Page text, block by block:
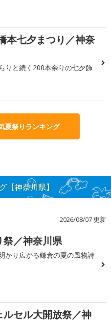
本七夕まつり／神奈
りと続く200本余りの七夕飾
夏祭りランキング
【神奈川県】
2026/08/07 更新
祭／神奈川県
かり広がる鎌倉の夏の風物詩
ルセル大開放祭／神